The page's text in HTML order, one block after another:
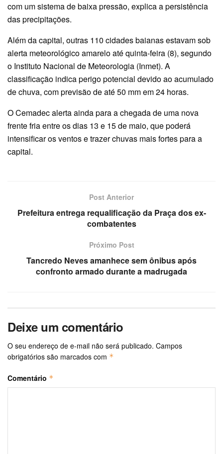
com um sistema de baixa pressão, explica a persistência
das precipitações.
Além da capital, outras 110 cidades baianas estavam sob
alerta meteorológico amarelo até quinta-feira (8), segundo
o Instituto Nacional de Meteorologia (Inmet). A
classificação indica perigo potencial devido ao acumulado
de chuva, com previsão de até 50 mm em 24 horas.
O Cemadec alerta ainda para a chegada de uma nova
frente fria entre os dias 13 e 15 de maio, que poderá
intensificar os ventos e trazer chuvas mais fortes para a
capital.
Post Anterior
Prefeitura entrega requalificação da Praça dos ex-
combatentes
Próximo Post
Tancredo Neves amanhece sem ônibus após
confronto armado durante a madrugada
Deixe um comentário
O seu endereço de e-mail não será publicado. Campos
obrigatórios são marcados com *
Comentário *